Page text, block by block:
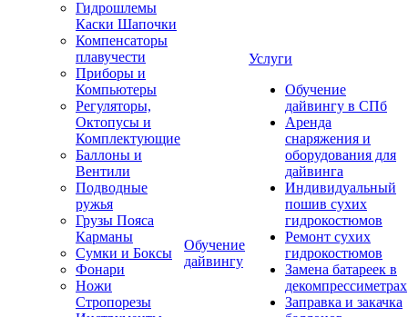
Гидрошлемы
Каски Шапочки
Компенсаторы
плавучести
Приборы и
Компьютеры
Регуляторы,
Октопусы и
Комплектующие
Баллоны и
Вентили
Подводные
ружья
Грузы Пояса
Карманы
Сумки и Боксы
Фонари
Ножи
Стропорезы
Обучение
дайвингу
Услуги
Обучение
дайвингу в СПб
Аренда
снаряжения и
оборудования для
дайвинга
Индивидуальный
пошив сухих
гидрокостюмов
Ремонт сухих
гидрокостюмов
Замена батареек в
декомпрессиметрах
Заправка и закачка